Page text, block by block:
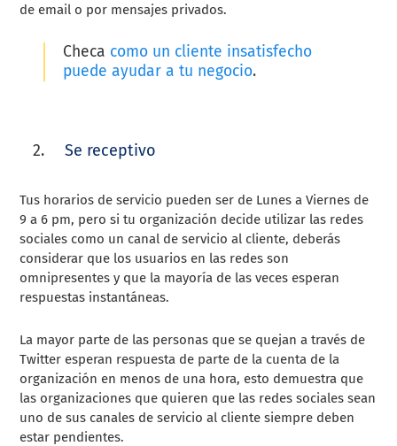
de email o por mensajes privados.
Checa como un cliente insatisfecho
puede ayudar a tu negocio.
Se receptivo
Tus horarios de servicio pueden ser de Lunes a Viernes de
9 a 6 pm, pero si tu organización decide utilizar las redes
sociales como un canal de servicio al cliente, deberás
considerar que los usuarios en las redes son
omnipresentes y que la mayoría de las veces esperan
respuestas instantáneas.
La mayor parte de las personas que se quejan a través de
Twitter esperan respuesta de parte de la cuenta de la
organización en menos de una hora, esto demuestra que
las organizaciones que quieren que las redes sociales sean
uno de sus canales de servicio al cliente siempre deben
estar pendientes.